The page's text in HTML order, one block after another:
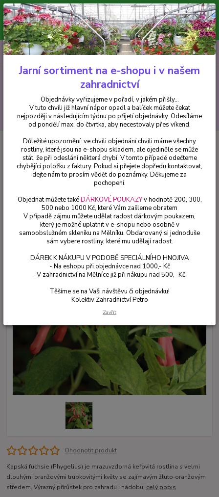
Minimální hodnota pro odeslání z e-shopu je 300 Kč.
V tuto chvíli již hlavní nápor objednávek opadl a balíček můžete čekat
nejpozději v následujícím týdnu po přijetí objednávky. Objednávky
vyřizujeme v pořadí, v jakém přišly...
CZK
Hledat
+420 602 223 614 0ks
za0 Kč
Fuchsie Kapská(Phygelium) Fuchsie-mrazuvzdorná - 1 ks
Kapská(Phygelium) Fuchsie-
mrazuvzdorná - 1 ks
Ohodnotit produkt
Kapská fuchsie (Phygelius) je mrazuvzdorná keřovitá rostlina s velmi
dlouhými oranžovými trubkovitými květy se zajímavým žluto‑oranžovým
středem. Výrazný přírůstek pro zahradu i nádobu. celý popis
Jarní sortiment na e-shopu i v našem
zahradnictví
Objednávky vyřizujeme v pořadí, v jakém přišly...
V tuto chvíli již hlavní nápor opadl a balíček můžete čekat
nejpozději v následujícím týdnu po přijetí objednávky. Odesíláme
od pondělí max. do čtvrtka, aby necestovaly přes víkend.
Důležité upozornění: ve chvíli objednání chvíli máme všechny
rostliny, které jsou na e-shopu skladem, ale ojediněle se může
stát, že při odeslání některá chybí. V tomto případě odečteme
chybějící položku z faktury. Pokud si přejete dopředu kontaktovat,
dejte nám to prosím vědět do poznámky. Děkujeme za
pochopení.
Objednat můžete takéDÁRKOVÉ POUKAZYv hodnotě 200, 300,
500 nebo 1000 Kč, které Vám zašleme obratem
V případě zájmu můžete udělat radost dárkovým poukazem,
který je možné uplatnit v e-shopu nebo osobně v
samoobslužném skleníku na Mělníku. Obdarovaný si jednoduše
sám vybere rostliny, které mu udělají radost.
DÁREK K NÁKUPU V PODOBĚ SPECIÁLNÍHO HNOJIVA
- Na eshopu při objednávce nad 1000,- Kč
- V zahradnictví na Mělníce již při nákupu nad 500,- Kč.
Těšíme se na Vaši návštěvu či objednávku!
Kolektiv Zahradnictví Petro
Zavřít